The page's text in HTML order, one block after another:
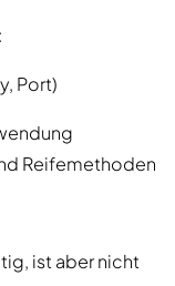
Port)
Reifemethoden
ist aber nicht